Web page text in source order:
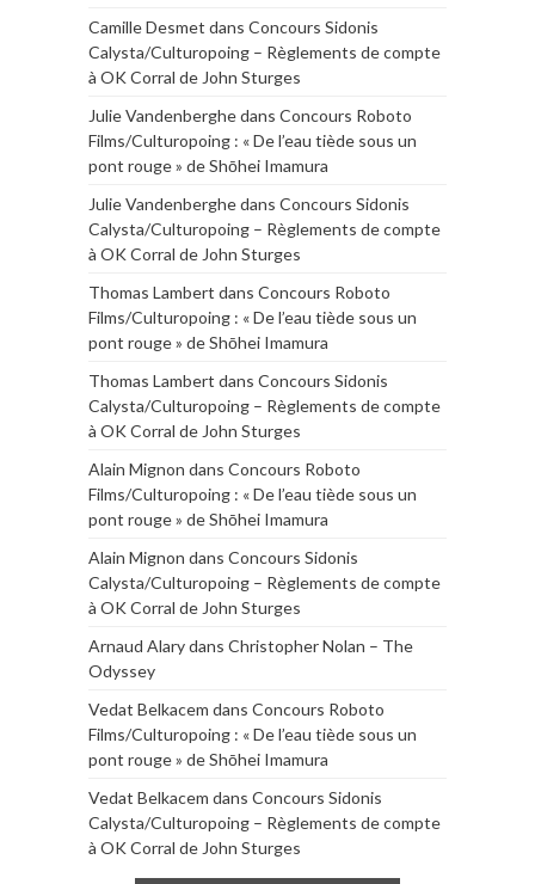
Camille Desmet dans Concours Sidonis
Calysta/Culturopoing – Règlements de compte
à OK Corral de John Sturges
Julie Vandenberghedans Concours Roboto
Films/Culturopoing : « De l’eau tiède sous un
pont rouge » de Shōhei Imamura
Julie Vandenberghedans Concours Sidonis
Calysta/Culturopoing – Règlements de compte
à OK Corral de John Sturges
Thomas Lambert dans Concours Roboto
Films/Culturopoing : « De l’eau tiède sous un
pont rouge » de Shōhei Imamura
Thomas Lambert dans Concours Sidonis
Calysta/Culturopoing – Règlements de compte
à OK Corral de John Sturges
Alain Mignon dans Concours Roboto
Films/Culturopoing : « De l’eau tiède sous un
pont rouge » de Shōhei Imamura
Alain Mignon dans Concours Sidonis
Calysta/Culturopoing – Règlements de compte
à OK Corral de John Sturges
Arnaud Alarydans Christopher Nolan – The
Odyssey
Vedat Belkacem dans Concours Roboto
Films/Culturopoing : « De l’eau tiède sous un
pont rouge » de Shōhei Imamura
Vedat Belkacem dans Concours Sidonis
Calysta/Culturopoing – Règlements de compte
à OK Corral de John Sturges